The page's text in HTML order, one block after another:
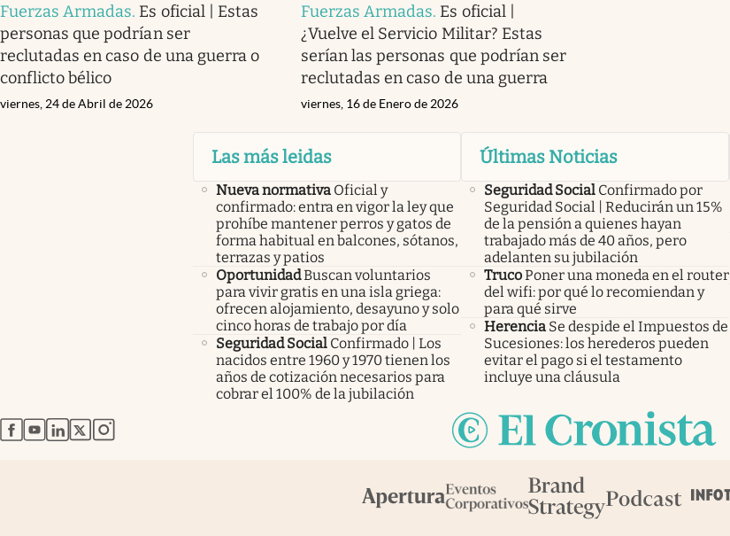
Fuerzas Armadas. Es oficial | Estas
personas que podrían ser
reclutadas en caso de una guerra o
conflicto bélico
viernes, 24 de Abril de 2026
Fuerzas Armadas. Es oficial |
¿Vuelve el Servicio Militar? Estas
serían las personas que podrían ser
reclutadas en caso de una guerra
viernes, 16 de Enero de 2026
Las más leidas
Nueva normativa Oficial y
confirmado: entra en vigor la ley que
prohíbe mantener perros y gatos de
forma habitual en balcones, sótanos,
terrazas y patios
OportunidadBuscan voluntarios
para vivir gratis en una isla griega:
ofrecen alojamiento, desayuno y solo
cinco horas de trabajo por día
Seguridad Social Confirmado | Los
nacidos entre 1960 y 1970 tienen los
años de cotización necesarios para
cobrar el 100% de la jubilación
Últimas Noticias
Seguridad Social Confirmado por
Seguridad Social | Reducirán un 15%
de la pensión a quienes hayan
trabajado más de 40 años, pero
adelanten su jubilación
TrucoPoner una moneda en el router
del wifi: por qué lo recomiendan y
para qué sirve
Herencia Se despide el Impuestos de
Sucesiones: los herederos pueden
evitar el pago si el testamento
incluye una cláusula
abre en nueva pestaña
abre en nueva pestaña
abre en nueva pestaña
abre en nueva pestaña
abre en nueva pestaña